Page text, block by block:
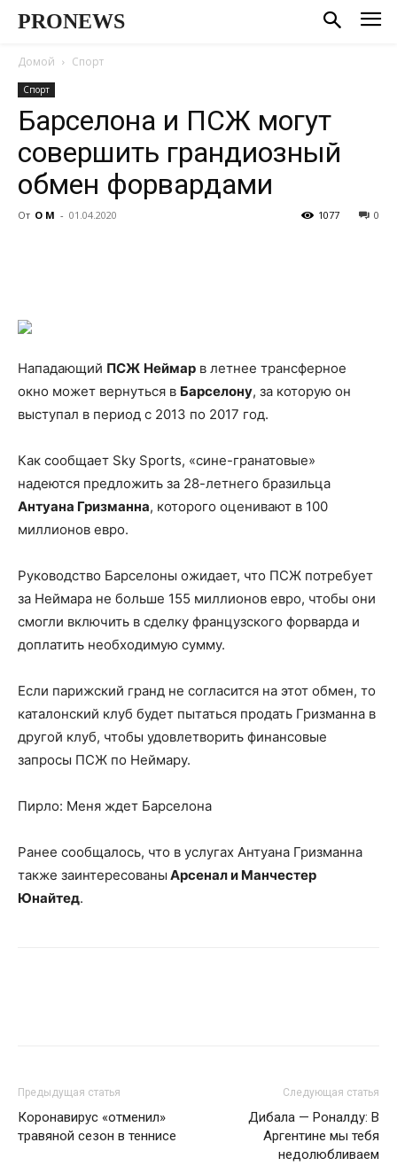
PRONEWS
Домой Спорт
Спорт
Барселона и ПСЖ могут
совершить грандиозный
обмен форвардами
От О М - 01.04.2020 0
1077
Нападающий ПСЖ Неймар в летнее трансферное
окно может вернуться в Барселону, за которую он
выступал в период с 2013 по 2017 год.
Как сообщает Sky Sports, «сине-гранатовые»
надеются предложить за 28-летнего бразильца
Антуана Гризманна, которого оценивают в 100
миллионов евро.
Руководство Барселоны ожидает, что ПСЖ потребует
за Неймара не больше 155 миллионов евро, чтобы они
смогли включить в сделку французского форварда и
доплатить необходимую сумму.
Если парижский гранд не согласится на этот обмен, то
каталонский клуб будет пытаться продать Гризманна в
другой клуб, чтобы удовлетворить финансовые
запросы ПСЖ по Неймару.
Пирло: Меня ждет Барселона
Ранее сообщалось, что в услугах Антуана Гризманна
также заинтересованы Арсенал и Манчестер
Юнайтед.
Предыдущая статья
Коронавирус «отменил»
травяной сезон в теннисе
Следующая статья
Дибала — Роналду: В
Аргентине мы тебя
недолюбливаем